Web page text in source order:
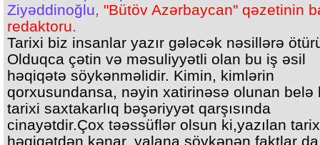
Ziyəddinoğlu, "Bütöv Azərbaycan" qəzetinin
redaktoru.
Tarixi biz insanlar yazır gələcək nəsillərə
Olduqca çətin və məsuliyyətli olan bu iş əsil
həqiqətə söykənməlidir. Kimin, kimlərin
qorxusundansa, nəyin xatirinəsə olunan belə
tarixi saxtakarlıq bəşəriyyət qarşısında
cinayətdir.Çox təəssüflər olsun ki,yazılan
həqiqətdən kənar, yalana söykənən faktlar